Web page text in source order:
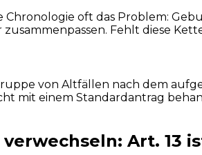
Chronologie oft das Problem:
Fehlt diese
von Altfällen nach dem
mit einem Standardantrag
Art. 13